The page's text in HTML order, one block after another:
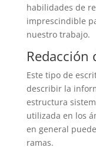
habilidades de
imprescindible
nuestro trabajo.
Redacción
Este tipo de
describir la
estructura
utilizada en los
en general
ramas.